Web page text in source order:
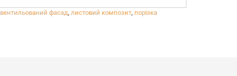
вентильований фасад, листовий композит, порізка